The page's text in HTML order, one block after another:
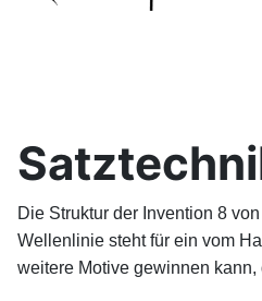
Die Struktur der Invention 8
Wellenlinie steht für ein vom
weitere Motive gewinnen